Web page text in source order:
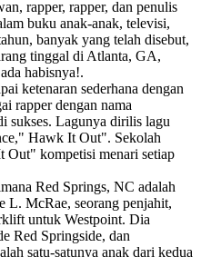
rapper, rapper, dan penulis
buku anak-anak, televisi,
banyak yang telah disebut,
tinggal di Atlanta, GA,
habisnya!.
ketenaran sederhana dengan
rapper dengan nama
sukses. Lagunya dirilis lagu
Hawk It Out". Sekolah
Out" kompetisi menari setiap
Red Springs, NC adalah
L. McRae, seorang penjahit,
untuk Westpoint. Dia
Red Springside, dan
satu-satunya anak dari kedua